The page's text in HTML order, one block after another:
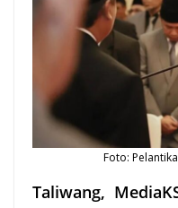
Foto:
Taliwang,